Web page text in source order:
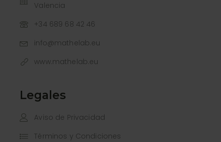
Valencia
+34 689 68 42 46
info@mathelab.eu
www.mathelab.eu
Legales
Aviso de Privacidad
Términos y Condiciones